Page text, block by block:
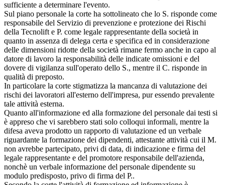
sufficiente a determinare l'evento.
Sul piano personale la corte ha sottolineato che lo S. risponde come
responsabile del Servizio di prevenzione e protezione dei Rischi
della Tecnolift e P. come legale rappresentante della società in
quanto in assenza di delega certa e specifica ed in considerazione
delle dimensioni ridotte della società rimane fermo anche in capo al
datore di lavoro la responsabilità delle indicate omissioni e del
dovere di vigilanza sull'operato dello S., mentre il C. risponde in
qualità di preposto.
In particolare la corte stigmatizza la mancanza di valutazione dei
rischi dei lavoratori all'esterno dell'impresa, pur essendo prevalente
tale attività esterna.
Quanto all'informazione ed alla formazione del personale dai testi si
è appreso che vi sarebbero stati solo colloqui informali, mentre la
difesa aveva prodotto un rapporto di valutazione ed un verbale
riguardante la formazione dei dipendenti, attestante attività cui il M.
non avrebbe partecipato, privi di data, di indicazione e firma del
legale rappresentante e del promotore responsabile dell'azienda,
nonchè un verbale informazione del personale dipendente su
modulo predisposto, privo di firma del P..